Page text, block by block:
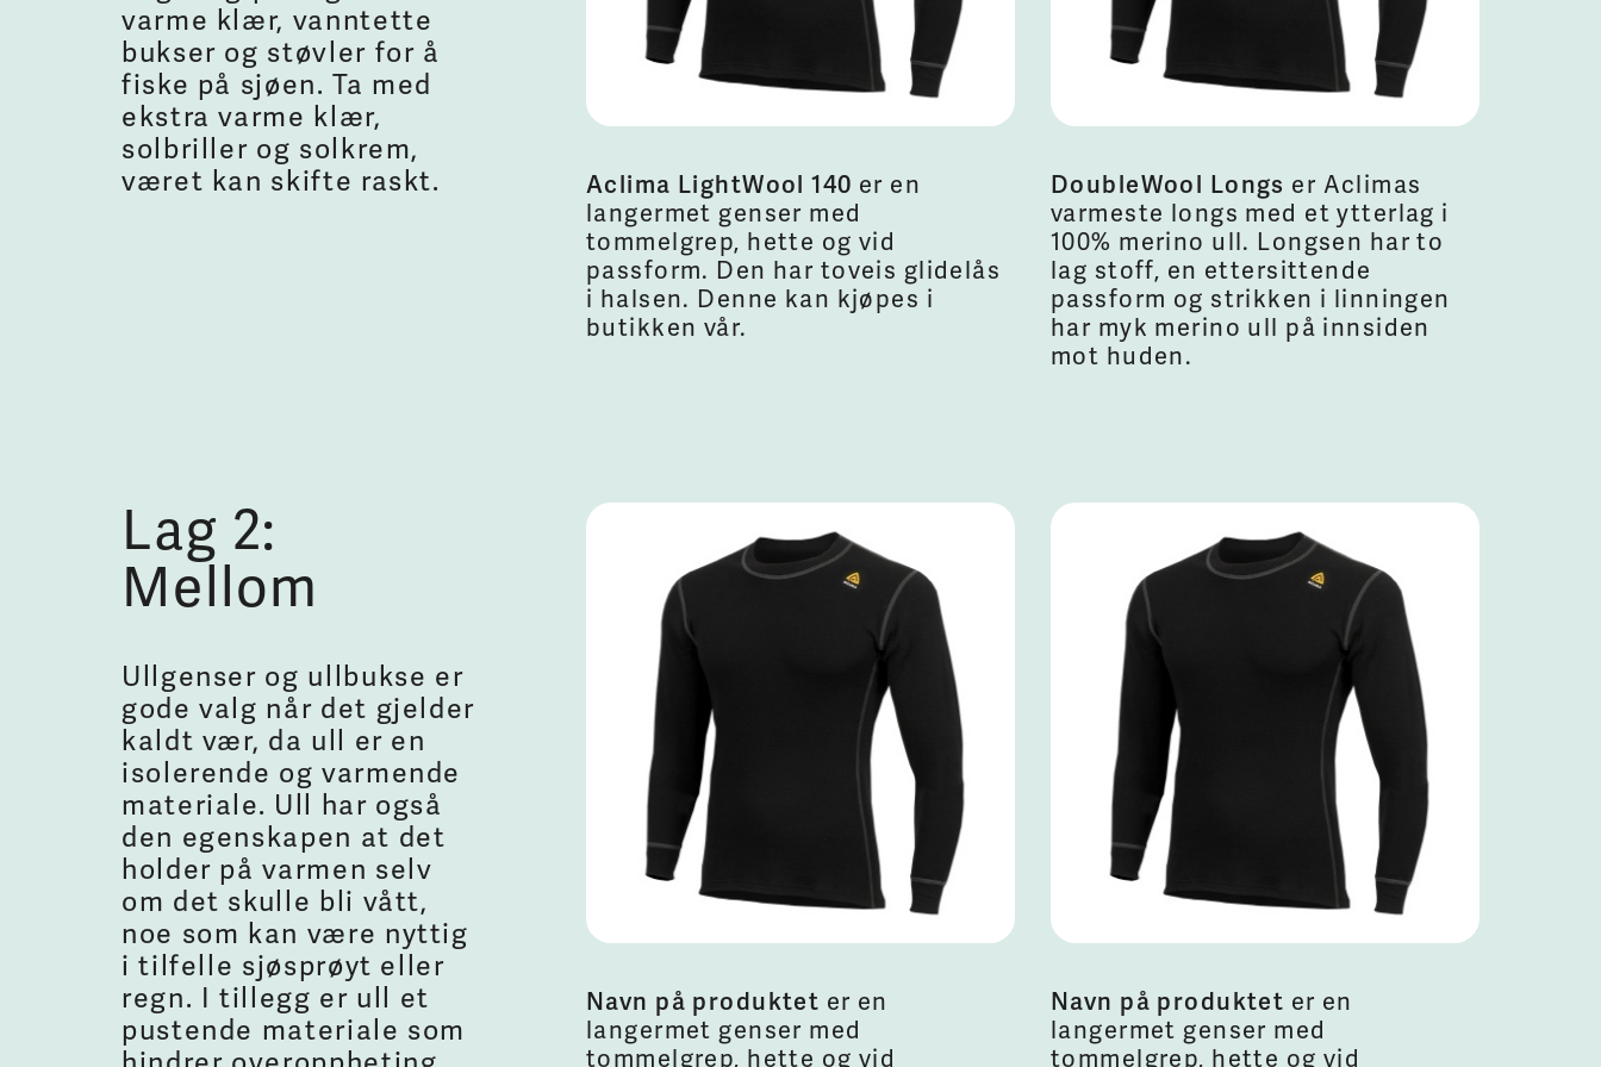
varme klær, vanntette
bukser og støvler for å
fiske på sjøen. Ta med
ekstra varme klær,
solbriller og solkrem,
været kan skifte raskt.
Aclima LightWool 140 er en
langermet genser med
tommelgrep, hette og vid
passform. Den har toveis glidelås
i halsen. Denne kan kjøpes i
butikken vår.
DoubleWool Longs er Aclimas
varmeste longs med et ytterlag i
100% merino ull. Longsen har to
lag stoff, en ettersittende
passform og strikken i linningen
har myk merino ull på innsiden
mot huden.
Lag 2:
Mellom
Ullgenser og ullbukse er
gode valg når det gjelder
kaldt vær, da ull er en
isolerende og varmende
materiale. Ull har også
den egenskapen at det
holder på varmen selv
om det skulle bli vått,
noe som kan være nyttig
i tilfelle sjøsprøyt eller
regn. I tillegg er ull et
pustende materiale som
Navn på produktet er en
langermet genser med
tommelgrep, hette og vid
Navn på produktet er en
langermet genser med
tommelgrep, hette og vid